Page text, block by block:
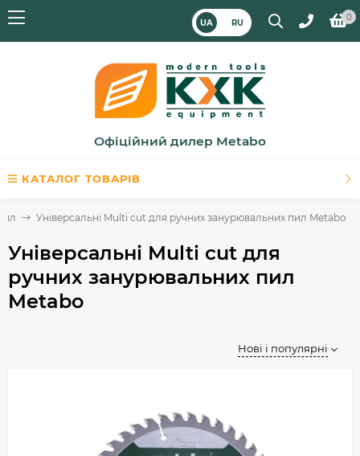
UA RU
0
Офіційний дилер Metabo
КАТАЛОГ ТОВАРІВ
Універсальні Multi cut для ручних занурювальних пил Metabo
Універсальні Multi cut для
ручних занурювальних пил
Metabo
Нові і популярні